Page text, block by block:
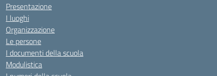
Presentazione
I luoghi
Organizzazione
Le persone
I documenti della scuola
Modulistica